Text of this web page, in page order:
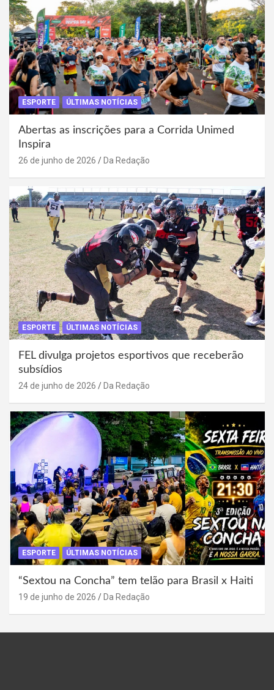
ESPORTE ÚLTIMAS NOTÍCIAS
Abertas as inscrições para a Corrida Unimed
Inspira
26 de junho de 2026 Da Redação
ESPORTE ÚLTIMAS NOTÍCIAS
FEL divulga projetos esportivos que receberão
subsídios
24 de junho de 2026 Da Redação
ESPORTE ÚLTIMAS NOTÍCIAS
“Sextou na Concha” tem telão para Brasil x Haiti
19 de junho de 2026 Da Redação